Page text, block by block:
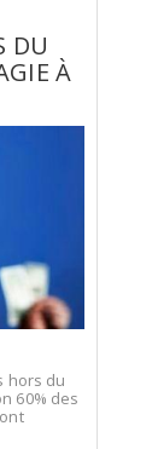
DU
À
hors du
60% des